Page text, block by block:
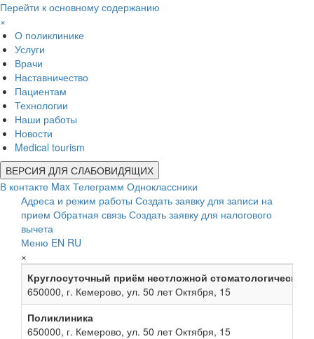
Перейти к основному содержанию
×
О поликлинике
Услуги
Врачи
Наставничество
Пациентам
Технологии
Наши работы
Новости
Medical tourism
ВЕРСИЯ ДЛЯ СЛАБОВИДЯЩИХ
В контакте Max Телеграмм Одноклассники
Адреса и режим работы Создать заявку для записи на
прием Обратная связь Создать заявку для налогового
вычета
Меню EN RU
×
Круглосуточный приём неотложной
650000, г. Кемерово, ул. 50 лет Октября, 15
Поликлиника
650000, г. Кемерово, ул. 50 лет Октября, 15